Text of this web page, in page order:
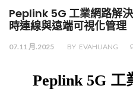
Peplink 5G 工業網路解
時連線與遠端可視化管理
07.11 月.2025 BY EVAHUANG
Peplink 5G 工